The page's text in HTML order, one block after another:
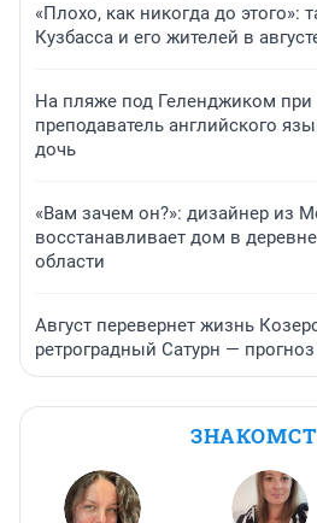
«Плохо, как никогда до этого»:
Кузбасса и его жителей в
На пляже под Геленджиком при
преподаватель английского
дочь
«Вам зачем он?»: дизайнер из
восстанавливает дом в
области
Август перевернет жизнь
ретроградный Сатурн — прогноз